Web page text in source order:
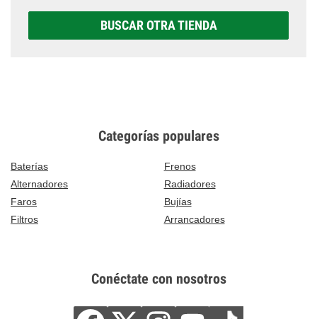
BUSCAR OTRA TIENDA
Categorías populares
Baterías
Frenos
Alternadores
Radiadores
Faros
Bujías
Filtros
Arrancadores
Conéctate con nosotros